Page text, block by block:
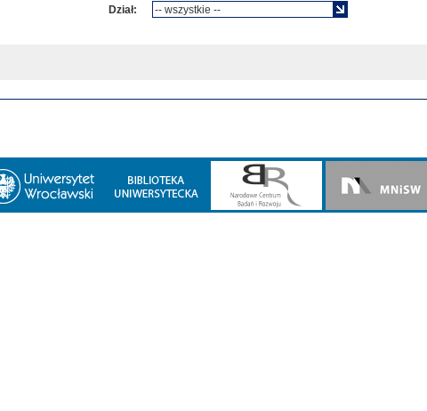
Dział: